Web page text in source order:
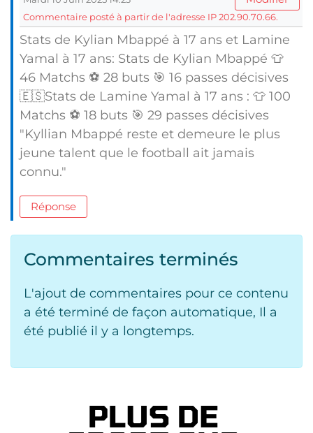
Commentaire posté à partir de l'adresse IP 202.90.70.66.
Stats de Kylian Mbappé à 17 ans et Lamine
Yamal à 17 ans: Stats de Kylian Mbappé 👕
46 Matchs ⚽ 28 buts 🎯 16 passes décisives
🇪🇸Stats de Lamine Yamal à 17 ans : 👕 100
Matchs ⚽ 18 buts 🎯 29 passes décisives
"Kyllian Mbappé reste et demeure le plus
jeune talent que le football ait jamais
connu."
Réponse
Commentaires terminés
L'ajout de commentaires pour ce contenu
a été terminé de façon automatique, Il a
été publié il y a longtemps.